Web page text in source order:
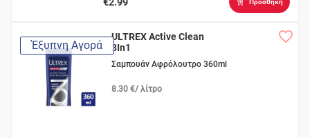
Προσθήκη
Έξυπνη Αγορά
ULTREX Active Clean
3In1
Σαμπουάν Αφρόλουτρο 360ml
8.30 €/ λίτρο